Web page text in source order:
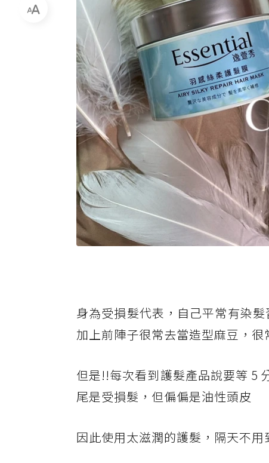
身為受損髮代表，自己平常有染
加上前陣子很常去當造型麻豆，
但是!!每次看到護髮產品說要等 5
尾是受損髮，但偏偏是油性頭皮
因此使用太滋潤的護髮，隔天不